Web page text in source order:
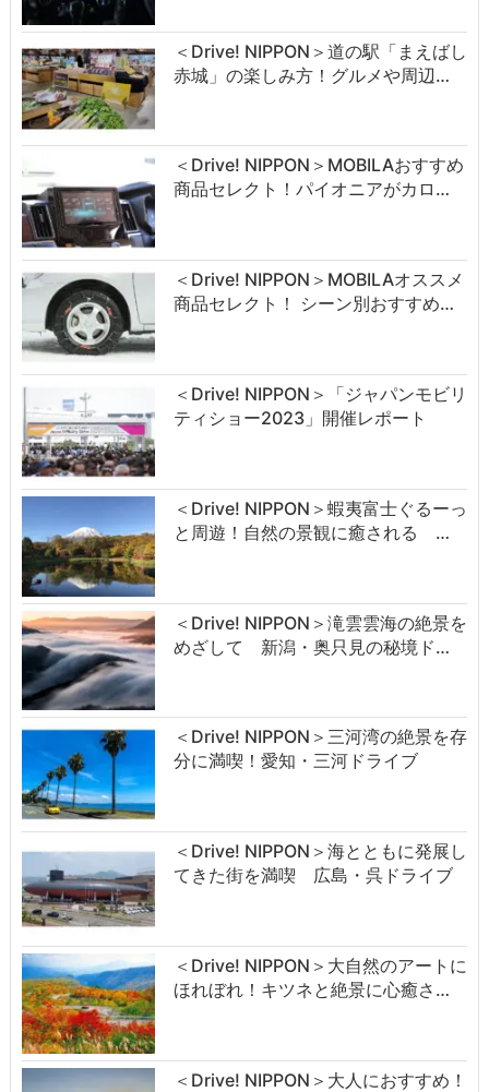
＜Drive! NIPPON＞道の駅「まえばし
赤城」の楽しみ方！グルメや周辺…
＜Drive! NIPPON＞MOBILAおすすめ
商品セレクト！パイオニアがカロ…
＜Drive! NIPPON＞MOBILAオススメ
商品セレクト！ シーン別おすすめ…
＜Drive! NIPPON＞「ジャパンモビリ
ティショー2023」開催レポート
＜Drive! NIPPON＞蝦夷富士ぐるーっ
と周遊！自然の景観に癒される …
＜Drive! NIPPON＞滝雲雲海の絶景を
めざして 新潟・奥只見の秘境ド…
＜Drive! NIPPON＞三河湾の絶景を存
分に満喫！愛知・三河ドライブ
＜Drive! NIPPON＞海とともに発展し
てきた街を満喫 広島・呉ドライブ
＜Drive! NIPPON＞大自然のアートに
ほれぼれ！キツネと絶景に心癒さ…
＜Drive! NIPPON＞大人におすすめ！